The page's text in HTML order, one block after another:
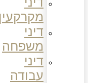
מקרקעין
דיני
משפחה
דיני
עבודה